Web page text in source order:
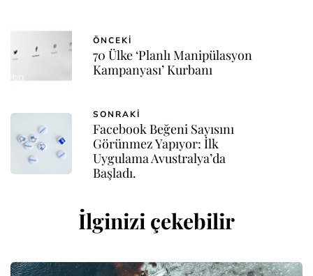
ÖNCEKI
70 Ülke ‘Planlı Manipülasyon
Kampanyası’ Kurbanı
SONRAKI
Facebook Beğeni Sayısını
Görünmez Yapıyor: İlk
Uygulama Avustralya’da
Başladı.
İlginizi çekebilir